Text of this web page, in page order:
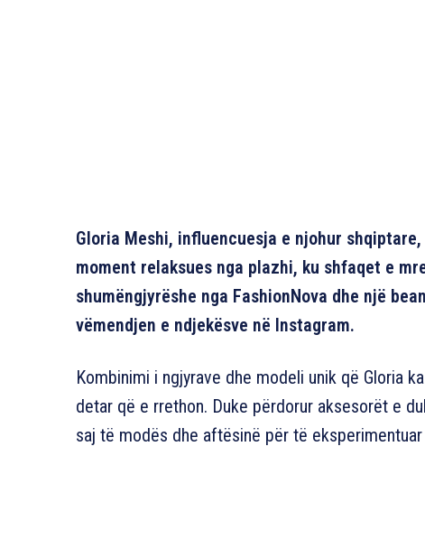
Gloria Meshi, influencuesja e njohur
moment relaksues nga plazhi, ku shfaqet e
shumëngjyrëshe nga FashionNova dhe një
vëmendjen e ndjekësve në Instagram.
Kombinimi i ngjyrave dhe modeli unik që Gloria
detar që e rrethon. Duke përdorur aksesorët e
saj të modës dhe aftësinë për të